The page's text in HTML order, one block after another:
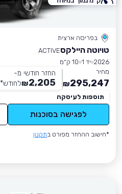
בפריסה ארצית
טויוטה היילקסACTIVE
2026 יד 1
10 ק״מ
מחיר
295,247
₪
החזר חודשי מ-
2,205
₪לחודש*
תוספות לעיסקה
לפגישה בסוכנות
*חישוב ההחזר מפורט בתקנון